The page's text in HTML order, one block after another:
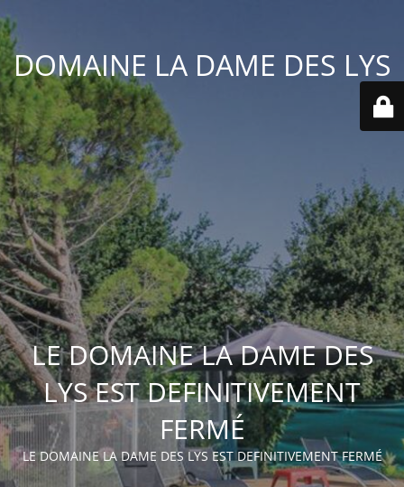
DOMAINE LA DAME DES LYS
LE DOMAINE LA DAME DES
LYS EST DEFINITIVEMENT
FERMÉ
LE DOMAINE LA DAME DES LYS EST DEFINITIVEMENT FERMÉ